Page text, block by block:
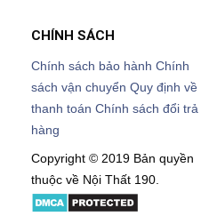
CHÍNH SÁCH
Chính sách bảo hành Chính
sách vận chuyển Quy định về
thanh toán Chính sách đổi trả
hàng
Copyright © 2019 Bản quyền
thuộc về Nội Thất 190.